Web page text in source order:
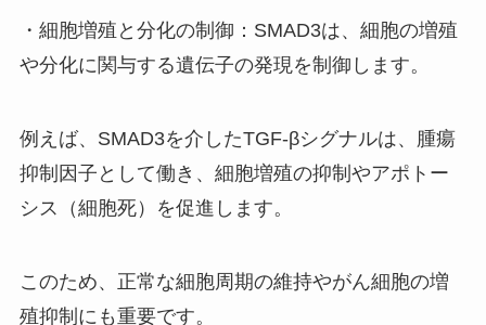
・細胞増殖と分化の制御：SMAD3は、細胞の増殖
や分化に関与する遺伝子の発現を制御します。
例えば、SMAD3を介したTGF-βシグナルは、腫瘍
抑制因子として働き、細胞増殖の抑制やアポトー
シス（細胞死）を促進します。
このため、正常な細胞周期の維持やがん細胞の増
殖抑制にも重要です。